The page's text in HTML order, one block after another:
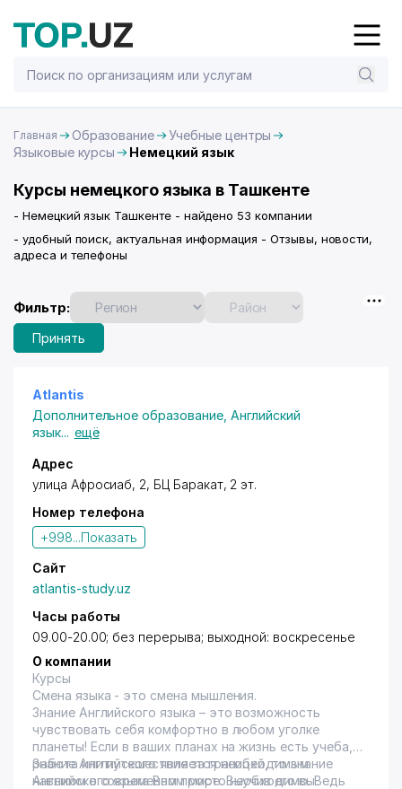
Главная Образование
Учебные центры
Языковые курсы
Немецкий язык
Курсы немецкого языка в Ташкенте
- Немецкий язык Ташкенте - найдено 53 компании
- удобный поиск, актуальная информация - Отзывы, новости,
адреса и телефоны
Фильтр:
Принять
Atlantis
Дополнительное образование, Английский
язык... ещё
Адрес
улица Афросиаб, 2, БЦ Баракат, 2 эт.
Номер телефона
+998...Показать
Сайт
atlantis-study.uz
Часы работы
09.00-20.00; без перерыва; выходной: воскресенье
О компании
Курсы
Смена языка - это смена мышления.
Знание Английского языка – это возможность
чувствовать себя комфортно в любом уголке
планеты! Если в ваших планах на жизнь есть учеба,
работа или путешествие за границей, то знание
Английского языка Вам просто необходимо. Ведь
Знание Английского является необходимым
навыком в современном мире. Выучив его вы